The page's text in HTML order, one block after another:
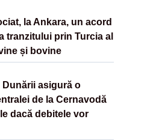
la Ankara, un acord
tranzitului prin Turcia al
și bovine
asigură o
de la Cernavodă
dacă debitele vor